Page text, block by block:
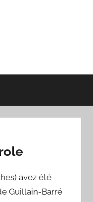
avez été
Guillain-Barré